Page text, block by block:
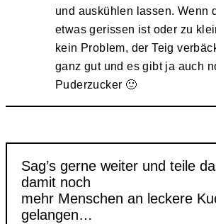
und auskühlen lassen. Wenn
etwas gerissen ist oder zu
kein Problem, der Teig
ganz gut und es gibt ja auch
Puderzucker 🙂
Sag’s gerne weiter und teile
damit noch
mehr Menschen an leckere
gelangen…